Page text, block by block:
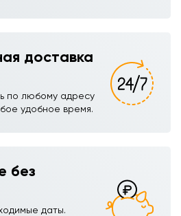
доставка
по любому адресу
удобное время.
без
даты.